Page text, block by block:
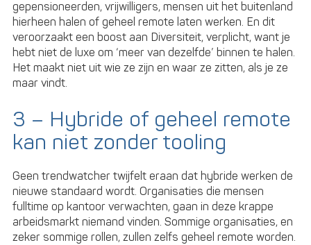
gepensioneerden, vrijwilligers, mensen uit het buitenland
hierheen halen of geheel remote laten werken. En dit
veroorzaakt een boost aan Diversiteit, verplicht, want je
hebt niet de luxe om ‘meer van dezelfde’ binnen te halen.
Het maakt niet uit wie ze zijn en waar ze zitten, als je ze
maar vindt.
3 – Hybride of geheel remote
kan niet zonder tooling
Geen trendwatcher twijfelt eraan dat hybride werken de
nieuwe standaard wordt. Organisaties die mensen
fulltime op kantoor verwachten, gaan in deze krappe
arbeidsmarkt niemand vinden. Sommige organisaties, en
zeker sommige rollen, zullen zelfs geheel remote worden.